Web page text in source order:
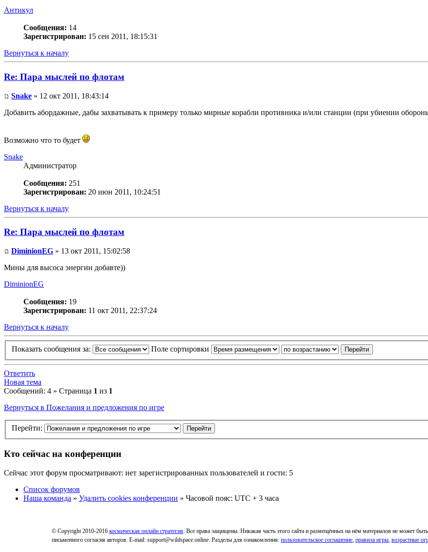
Антикул
Сообщения: 14
Зарегистрирован: 15 сен 2011, 18:15:31
Вернуться к началу
Re: Пара мыслей по флотам
Snake » 12 окт 2011, 18:43:14
Добавить абордажные, дабы захватывать к примеру только мирные корабли противника и/или станции (при убиении
Возможно что то будет
Snake
Администратор
Сообщения: 251
Зарегистрирован: 20 июн 2011, 10:24:51
Вернуться к началу
Re: Пара мыслей по флотам
DiminionEG » 13 окт 2011, 15:02:58
Мины для высоса энергии добавте))
DiminionEG
Сообщения: 19
Зарегистрирован: 11 окт 2011, 22:37:24
Вернуться к началу
Показать сообщения за: Поле сортировки
Ответить
Новая тема
Сообщений: 4 » Страница 1 из 1
Вернуться в Пожелания и предложения по игре
Перейти:
Кто сейчас на конференции
Сейчас этот форум просматривают: нет зарегистрированных пользователей и гости: 5
Список форумов
Наша команда » Удалить cookies конференции » Часовой пояс: UTC + 3 часа
© Copyright 2010-2016 космическая онлайн стратегия . Все права защищены. Никакая часть этого сайта и размещённых на нём материалов не может
письменного согласия авторов. E-mail: support@wildspace.online. Разделы для ознакомления: пользовательское соглашение правила игры возрастные